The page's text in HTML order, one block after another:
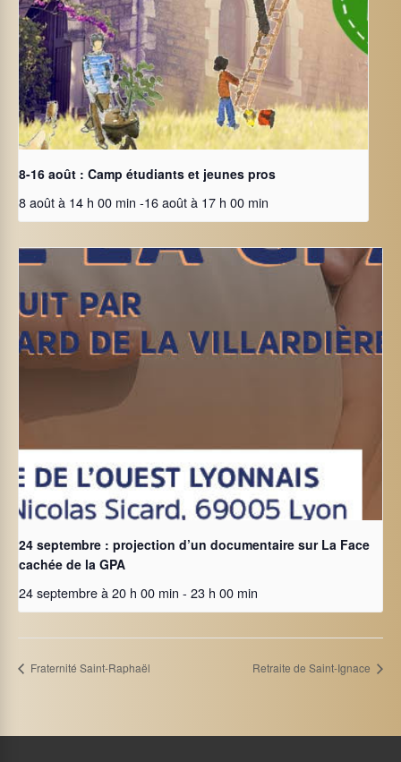
8-16 août : Camp étudiants et jeunes pros
8 août à 14 h 00 min -16 août à 17 h 00 min
24 septembre : projection d’un documentaire sur La Face
cachée de la GPA
24 septembre à 20 h 00 min - 23 h 00 min
Fraternité Saint-Raphaël Retraite de Saint-Ignace